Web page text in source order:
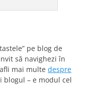
pe blog de
să navighezi în
mai multe despre
blogul – e modul cel